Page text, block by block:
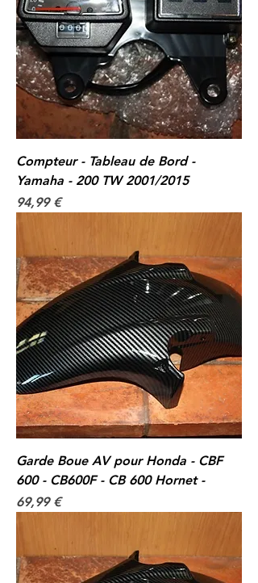
Compteur - Tableau de Bord -
Yamaha - 200 TW 2001/2015
Prix
94,99 €
Garde Boue AV pour Honda - CBF
600 - CB600F - CB 600 Hornet -
Prix
69,99 €